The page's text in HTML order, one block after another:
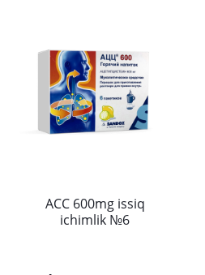
АCC 600mg issiq
ichimlik №6